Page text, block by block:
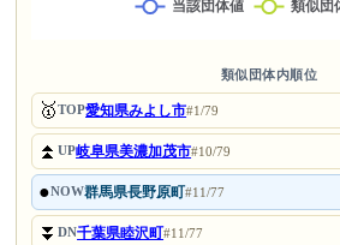
類似団体内順位
🥇TOP愛知県みよし市#1/79
⏫UP岐阜県美濃加茂市#10/79
●NOW群馬県長野原町#11/77
⏬DN千葉県睦沢町#11/77